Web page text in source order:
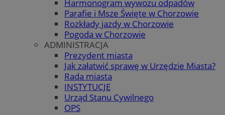
Harmonogram wywozu odpadów
Parafie i Msze Święte w Chorzowie
Rozkłady jazdy w Chorzowie
Pogoda w Chorzowie
ADMINISTRACJA
Prezydent miasta
Jak załatwić sprawę w Urzędzie Miasta?
Rada miasta
INSTYTUCJE
Urząd Stanu Cywilnego
OPS